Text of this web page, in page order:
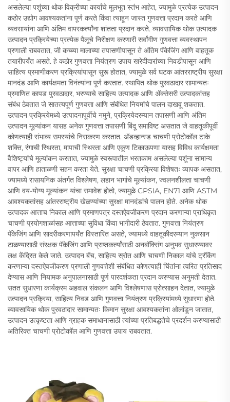
असलेल्या पशूंच्या थोक विक्रीच्या कार्यांचे मूलभूत स्तंभ आहेत, ज्यामुळे प्रत्येक उत्पादन
कठोर उद्योग आवश्यकतांना पूर्ण करते किंवा त्याहून जास्त गुणवत्ता प्रदान करते आणि
व्यवसायांना आणि अंतिम वापरकर्त्यांना शांतता प्रदान करते. व्यावसायिक थोक उत्पादक
उत्पादन प्रक्रियेच्या प्रत्येक पैलूचे निरीक्षण करणारी सर्वांगीण गुणवत्ता व्यवस्थापन
प्रणाली राबवतात, जी कच्च्या मालाच्या तपासणीपासून ते अंतिम पॅकेजिंग आणि वाहतूक
तयारीपर्यंत असते. हे कठोर गुणवत्ता नियंत्रण उपाय खरेदीदारांच्या निवडीपासून आणि
साहित्य प्रमाणीकरण प्रक्रियांपासून सुरू होतात, ज्यामुळे सर्व घटक आंतरराष्ट्रीय सुरक्षा
मानदंड आणि कार्यक्षमता विनंत्यांना पूर्ण करतात. स्थापित थोक पुरवठादार सामान्यतः
प्रमाणित कापड पुरवठादार, भरण्याचे साहित्य उत्पादक आणि अ‍ॅक्सेसरी उत्पादकांसह
संबंध ठेवतात जे सातत्यपूर्ण गुणवत्ता आणि संबंधित नियमांचे पालन दाखवू शकतात.
उत्पादन प्रक्रियेमध्ये उत्पादनापूर्वीचे नमुने, प्रक्रियेदरम्यान तपासणी आणि अंतिम
उत्पादन मूल्यांकन यासह अनेक गुणवत्ता तपासणी बिंदू समाविष्ट असतात जे वाहतूकीपूर्वी
कोणत्याही संभाव्य समस्यांचे निराकरण करतात. अ‍ॅडव्हान्स्ड चाचणी प्रोटोकॉल टाके
शक्ति, रंगाची स्थिरता, मापाची स्थिरता आणि एकूण टिकाऊपणा यासह विविध कार्यक्षमता
वैशिष्ट्यांचे मूल्यांकन करतात, ज्यामुळे स्वरूपातील भरतकाम असलेल्या पशूंना सामान्य
वापर आणि हाताळणी सहन करता येते. सुरक्षा चाचणी प्रक्रिया विशेषतः व्यापक असतात,
ज्यामध्ये रासायनिक अंतर्गत विश्लेषण, लहान भागांचे मूल्यांकन, ज्वलनशीलता चाचणी
आणि वय-योग्य मूल्यांकन यांचा समावेश होतो, ज्यामुळे CPSIA, EN71 आणि ASTM
आवश्यकतांसह आंतरराष्ट्रीय खेळण्यांच्या सुरक्षा मानदंडांचे पालन होते. अनेक थोक
उत्पादक आत्ताच निकाल आणि प्रमाणपत्र दस्तऐवजीकरण प्रदान करणाऱ्या प्राधिकृत
चाचणी प्रयोगशाळांसह आत्ताच्या सुविधा किंवा भागीदारी ठेवतात. गुणवत्ता नियंत्रण
पॅकेजिंग आणि सादरीकरणापर्यंत विस्तारित असते, ज्यामध्ये वाहतूकीदरम्यान नुकसान
टाळण्यासाठी संरक्षक पॅकेजिंग आणि प्राप्तकर्त्यांसाठी अनबॉक्सिंग अनुभव सुधारण्यावर
लक्ष केंद्रित केले जाते. उत्पादन बॅच, साहित्य स्रोत आणि चाचणी निकाल यांचे ट्रॅकिंग
करणाऱ्या दस्तऐवजीकरण प्रणाली गुणवत्तेशी संबंधित कोणत्याही चिंतांना त्वरित प्रतिसाद
देण्यास आणि नियामक अनुपालनासाठी पूर्ण पारदर्शकता प्रदान करण्यास अनुमती देतात.
सतत सुधारणा कार्यक्रम अहवाल संकलन आणि विश्लेषणास प्रोत्साहन देतात, ज्यामुळे
उत्पादन प्रक्रिया, साहित्य निवड आणि गुणवत्ता नियंत्रण प्रक्रियांमध्ये सुधारणा होते.
व्यावसायिक थोक पुरवठादार सामान्यतः किमान सुरक्षा आवश्यकतांना ओलांडून जातात,
उत्पादन उत्कृष्टता आणि ग्राहक समाधानासाठी त्यांच्या प्रतिबद्धतेचे प्रदर्शन करण्यासाठी
अतिरिक्त चाचणी प्रोटोकॉल आणि गुणवत्ता उपाय राबवतात.